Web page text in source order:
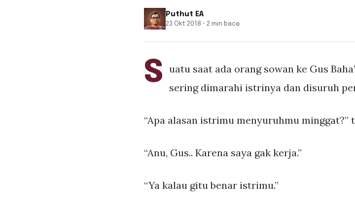
Puthut EA
23 Okt 2018 • 2 min baca
S uatu saat ada orang sowan ke Gus
sering dimarahi istrinya dan disuruh
“Apa alasan istrimu menyuruhmu minggat?”
“Anu, Gus.. Karena saya gak kerja.”
“Ya kalau gitu benar istrimu.”